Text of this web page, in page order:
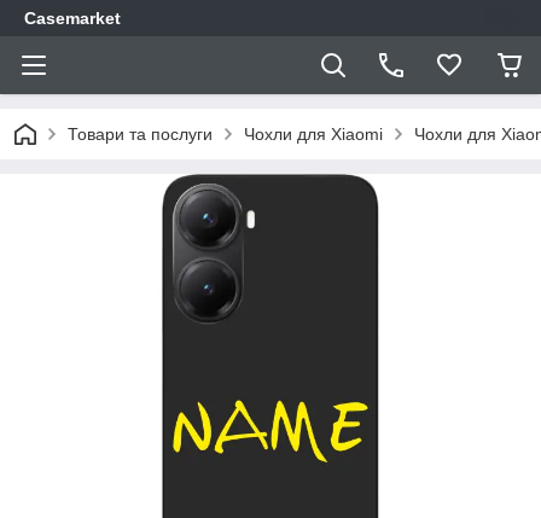
Casemarket
Товари та послуги Чохли для Xiaomi Чохли для